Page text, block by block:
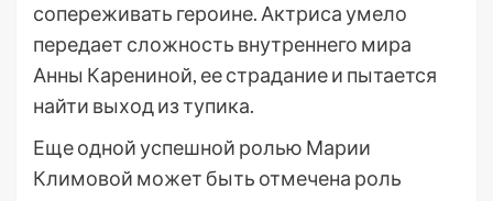
сопереживать героине. Актриса умело
передает сложность внутреннего мира
Анны Карениной, ее страдание и пытается
найти выход из тупика.
Еще одной успешной ролью Марии
Климовой может быть отмечена роль